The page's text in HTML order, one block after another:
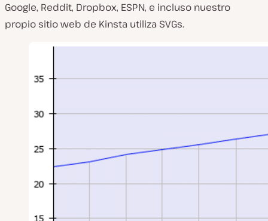
Google, Reddit, Dropbox, ESPN, e incluso nuestro
propio sitio web de Kinsta utiliza SVGs.